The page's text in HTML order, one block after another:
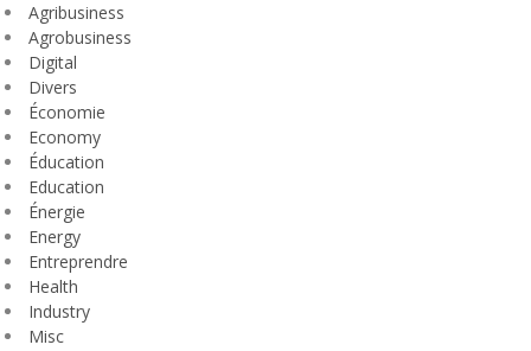
Agribusiness
Agrobusiness
Digital
Divers
Économie
Economy
Éducation
Education
Énergie
Energy
Entreprendre
Health
Industry
Misc